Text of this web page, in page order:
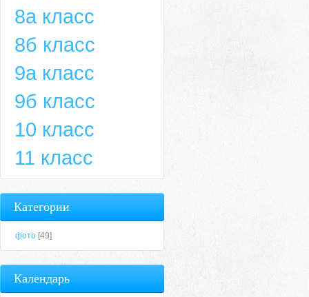
8а класс
8б класс
9а класс
9б класс
10 класс
11 класс
Категории
фото [49]
Календарь